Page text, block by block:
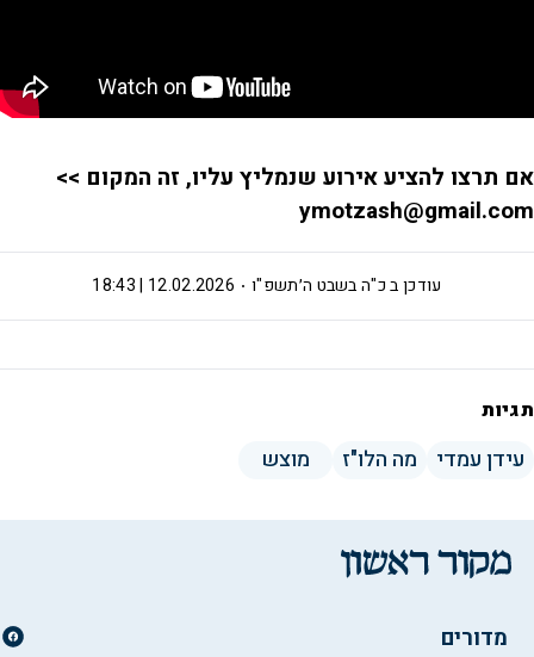
אם תרצו להציע אירוע שנמליץ עליו, זה המקום >>
ymotzash@gmail.com
כ"ה בשבט ה׳תשפ"ו 12.02.2026 | 18:43 עודכן ב
תגיות
עידן עמדי מה הלו"ז מוצש
מדורים